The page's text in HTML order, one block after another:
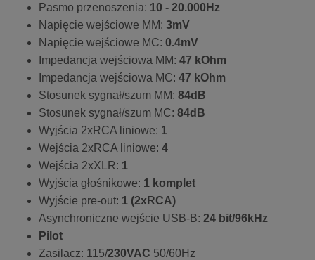
Pasmo przenoszenia: 10 - 20.000Hz
Napięcie wejściowe MM: 3mV
Napięcie wejściowe MC: 0.4mV
Impedancja wejściowa MM: 47 kOhm
Impedancja wejściowa MC: 47 kOhm
Stosunek sygnał/szum MM: 84dB
Stosunek sygnał/szum MC: 84dB
Wyjścia 2xRCA liniowe: 1
Wejścia 2xRCA liniowe: 4
Wejścia 2xXLR: 1
Wyjścia głośnikowe: 1 komplet
Wyjście pre-out: 1 (2xRCA)
Asynchroniczne wejście USB-B: 24 bit/96kHz
Pilot
Zasilacz: 115/230VAC 50/60Hz